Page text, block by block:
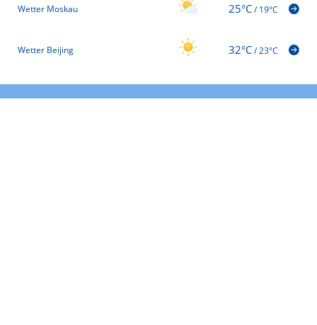
Wetter Moskau 25°C/19°C
Wetter Beijing 32°C/23°C